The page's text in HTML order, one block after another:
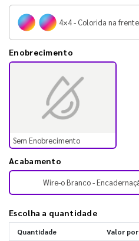
4×4 - Colorida na
Enobrecimento
Sem Enobrecimento
Acabamento
Wire-o Branco -
Escolha a quantidade
Quantidade Valor